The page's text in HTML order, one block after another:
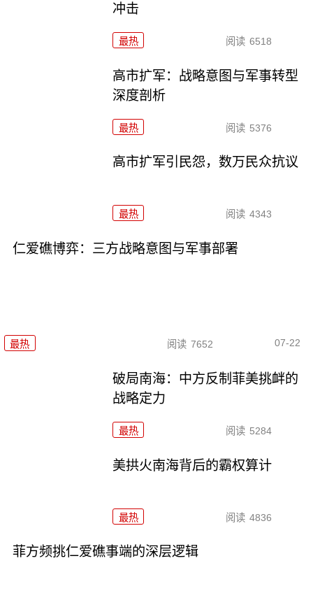
冲击
最热 阅读 6518
高市扩军：战略意图与军事转型
深度剖析
最热 阅读 5376
高市扩军引民怨，数万民众抗议
最热 阅读 4343
仁爱礁博弈：三方战略意图与军事部署
最热 阅读 7652 07-22
破局南海：中方反制菲美挑衅的
战略定力
最热 阅读 5284
美拱火南海背后的霸权算计
最热 阅读 4836
菲方频挑仁爱礁事端的深层逻辑